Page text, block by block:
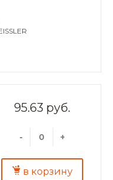
95.63 руб.
- +
в корзину